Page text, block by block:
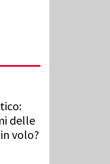
delle
volo?